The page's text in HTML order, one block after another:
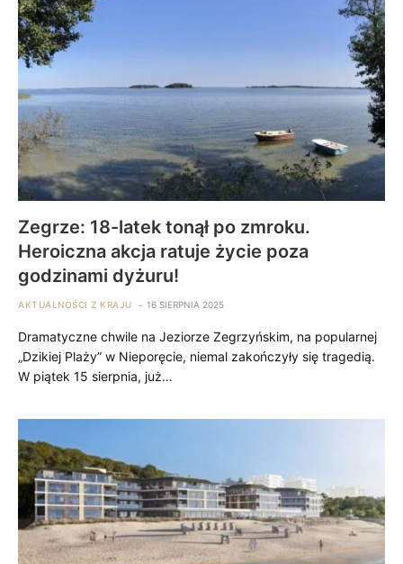
Zegrze: 18-latek tonął po zmroku.
Heroiczna akcja ratuje życie poza
godzinami dyżuru!
AKTUALNOŚCI Z KRAJU 16 SIERPNIA 2025
Dramatyczne chwile na Jeziorze Zegrzyńskim, na popularnej
„Dzikiej Plaży” w Nieporęcie, niemal zakończyły się tragedią.
W piątek 15 sierpnia, już…